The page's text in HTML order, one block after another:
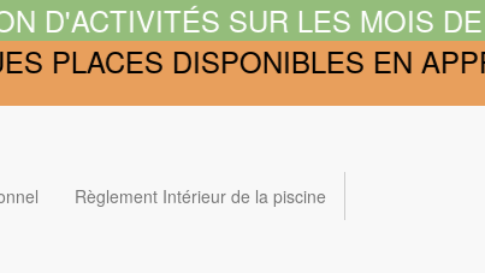
D'ACTIVITÉS SUR LES MOIS DE
PLACES DISPONIBLES EN
Règlement Intérieur de la piscine